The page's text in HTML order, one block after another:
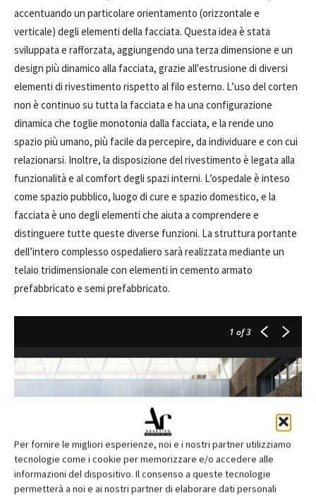
Per fornire le migliori esperienze, noi e i nostri partner utilizziamo
tecnologie come i cookie per memorizzare e/o accedere alle
informazioni del dispositivo. Il consenso a queste tecnologie
permetterà a noi e ai nostri partner di elaborare dati personali
accentuando un particolare orientamento (orizzontale e
verticale) degli elementi della facciata. Questa idea è stata
sviluppata e rafforzata, aggiungendo una terza dimensione e un
design più dinamico alla facciata, grazie all'estrusione di diversi
elementi di rivestimento rispetto al filo esterno. L’uso del corten
non è continuo su tutta la facciata e ha una configurazione
dinamica che toglie monotonia dalla facciata, e la rende uno
spazio più umano, più facile da percepire, da individuare e con cui
relazionarsi. Inoltre, la disposizione del rivestimento è legata alla
funzionalità e al comfort degli spazi interni. L’ospedale è inteso
come spazio pubblico, luogo di cure e spazio domestico, e la
facciata è uno degli elementi che aiuta a comprendere e
distinguere tutte queste diverse funzioni. La struttura portante
dell’intero complesso ospedaliero sarà realizzata mediante un
telaio tridimensionale con elementi in cemento armato
prefabbricato e semi prefabbricato.
1 of 3